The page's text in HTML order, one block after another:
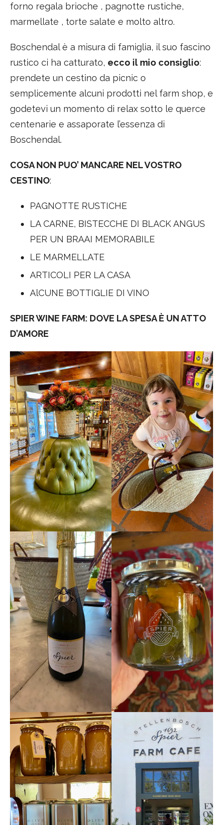
forno regala brioche , pagnotte rustiche,
marmellate , torte salate e molto altro.
Boschendal è a misura di famiglia, il suo fascino
rustico ci ha catturato, ecco il mio consiglio:
prendete un cestino da picnic o
semplicemente alcuni prodotti nel farm shop, e
godetevi un momento di relax sotto le querce
centenarie e assaporate l’essenza di
Boschendal.
COSA NON PUO’ MANCARE NEL VOSTRO
CESTINO:
PAGNOTTE RUSTICHE
LA CARNE, BISTECCHE DI BLACK ANGUS
PER UN BRAAI MEMORABILE
LE MARMELLATE
ARTICOLI PER LA CASA
AlCUNE BOTTIGLIE DI VINO
SPIER WINE FARM: DOVE LA SPESA È UN ATTO
D’AMORE